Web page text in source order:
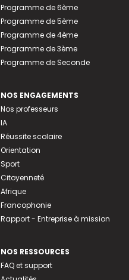
Programme de 6ème
Programme de 5ème
Programme de 4ème
Programme de 3ème
Programme de Seconde
NOS ENGAGEMENTS
Nos professeurs
IA
Réussite scolaire
Orientation
Sport
Citoyenneté
Afrique
Francophonie
Rapport - Entreprise à mission
NOS RESSOURCES
FAQ et support